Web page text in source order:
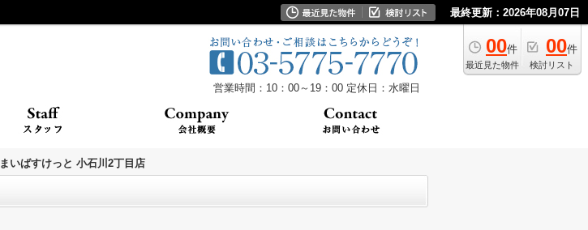
最終更新：2026年08月07日
00件
最近見た物件
00件
検討リスト
営業時間：10：00～19：00 定休日：水曜日
まいばすけっと 小石川2丁目店